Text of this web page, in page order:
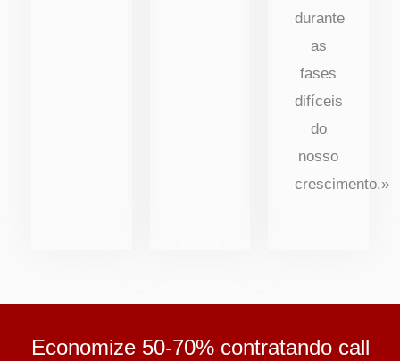
durante
as
fases
difíceis
do
nosso
crescimento.»
Economize 50-70% contratando call